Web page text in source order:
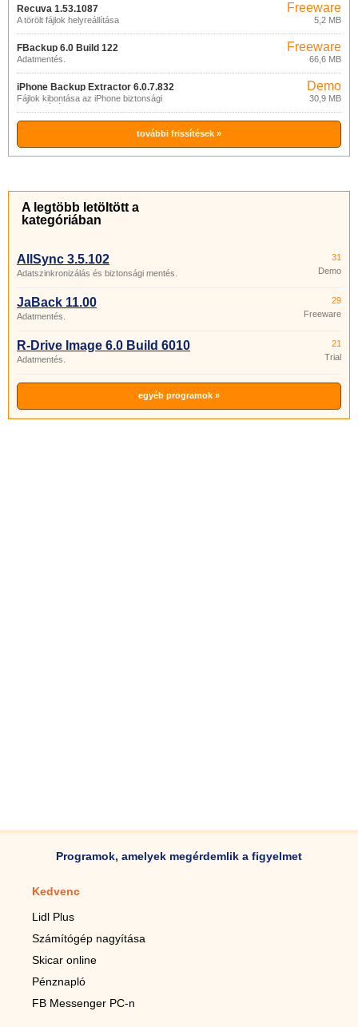
Recuva 1.53.1087
A törölt fájlok helyreállítása
Freeware
5,2 MB
FBackup 6.0 Build 122
Adatmentés.
Freeware
66,6 MB
iPhone Backup Extractor 6.0.7.832
Fájlok kibontása az iPhone biztonsági
másolatából.
Demo
30,9 MB
további frissítések »
A legtöbb letöltött a
kategóriában
AllSync 3.5.102
Adatszinkronizálás és biztonsági mentés.
31
Demo
JaBack 11.00
Adatmentés.
29
Freeware
R-Drive Image 6.0 Build 6010
Adatmentés.
21
Trial
egyéb programok »
Programok, amelyek megérdemlik a figyelmet
Kedvenc
Lidl Plus
Számítógép nagyítása
Skicar online
Pénznapló
FB Messenger PC-n